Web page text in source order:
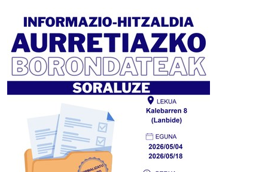
04T10:00:00+02:00
2026-
05-
04T12:00:00+02:00
Taller
para
elaboración